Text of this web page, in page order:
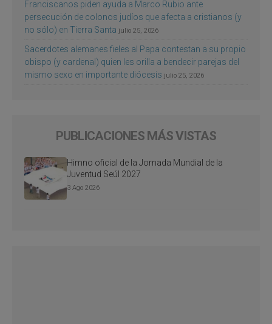
Franciscanos piden ayuda a Marco Rubio ante
persecución de colonos judíos que afecta a cristianos (y
no sólo) en Tierra Santa julio 25, 2026
Sacerdotes alemanes fieles al Papa contestan a su propio
obispo (y cardenal) quien les orilla a bendecir parejas del
mismo sexo en importante diócesis julio 25, 2026
PUBLICACIONES MÁS VISTAS
Himno oficial de la Jornada Mundial de la
Juventud Seúl 2027
3 Ago 2026